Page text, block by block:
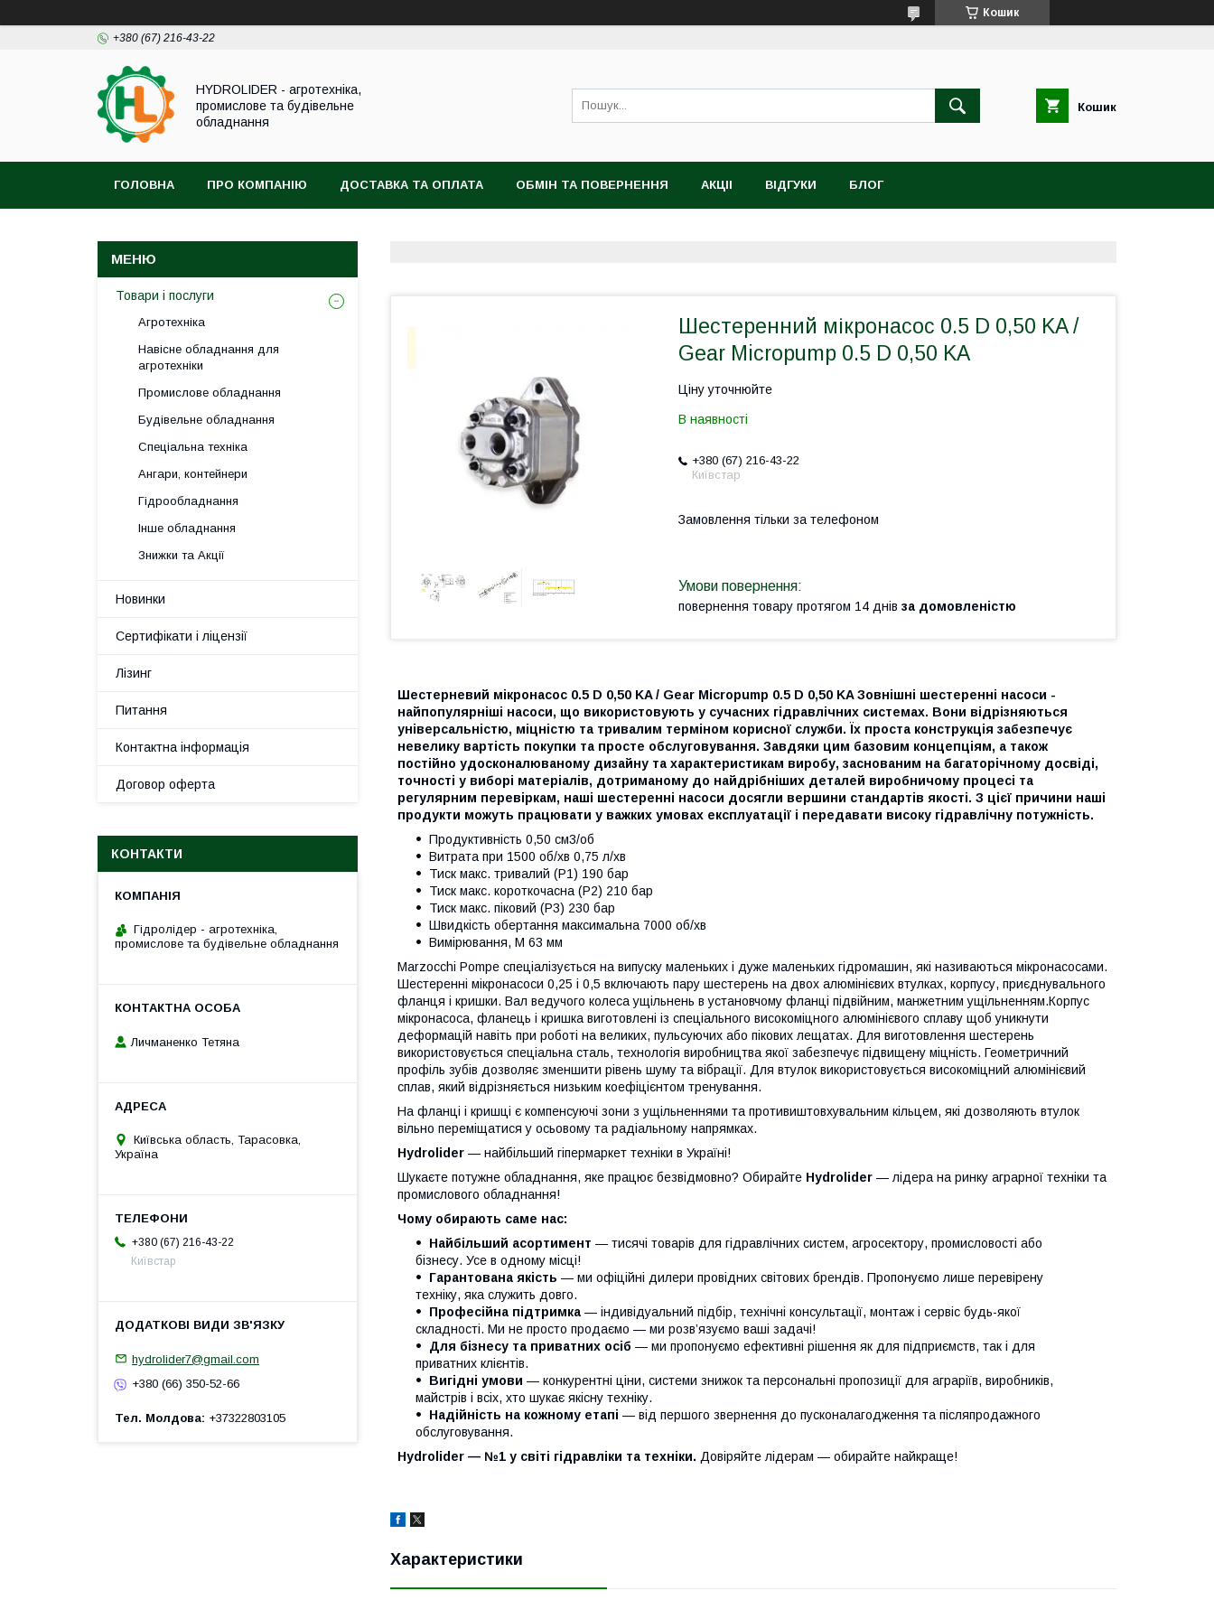
Кошик
+380 (67) 216-43-22
HYDROLIDER - агротехніка,
промислове та будівельне
обладнання
Кошик
ГОЛОВНА ПРО КОМПАНІЮ ДОСТАВКА ТА ОПЛАТА ОБМІН ТА ПОВЕРНЕННЯ АКЦІІ ВІДГУКИ БЛОГ
Шестеренний мікронасос 0.5 D 0,50 KA /
Gear Micropump 0.5 D 0,50 KA
Ціну уточнюйте
В наявності
+380 (67) 216-43-22
Київстар
Замовлення тільки за телефоном
повернення товару протягом 14 днів за домовленістю
Шестерневий мікронасос 0.5 D 0,50 KA / Gear Micropump 0.5 D 0,50 KA Зовнішні шестеренні насоси -
найпопулярніші насоси, що використовують у сучасних гідравлічних системах. Вони відрізняються
універсальністю, міцністю та тривалим терміном корисної служби. Їх проста конструкція забезпечує
невелику вартість покупки та просте обслуговування. Завдяки цим базовим концепціям, а також
постійно удосконалюваному дизайну та характеристикам виробу, заснованим на багаторічному досвіді,
точності у виборі матеріалів, дотриманому до найдрібніших деталей виробничому процесі та
регулярним перевіркам, наші шестеренні насоси досягли вершини стандартів якості. З цієї причини наші
продукти можуть працювати у важких умовах експлуатації і передавати високу гідравлічну потужність.
Продуктивність 0,50 см3/об
Витрата при 1500 об/хв 0,75 л/хв
Тиск макс. тривалий (Р1) 190 бар
Тиск макс. короткочасна (Р2) 210 бар
Тиск макс. піковий (Р3) 230 бар
Швидкість обертання максимальна 7000 об/хв
Вимірювання, M 63 мм
Marzocchi Pompe спеціалізується на випуску маленьких і дуже маленьких гідромашин, які називаються мікронасосами.
Шестеренні мікронасоси 0,25 і 0,5 включають пару шестерень на двох алюмінієвих втулках, корпусу, приєднувального
фланця і кришки. Вал ведучого колеса ущільнень в установчому фланці підвійним, манжетним ущільненням.Корпус
мікронасоса, фланець і кришка виготовлені із спеціального високоміцного алюмінієвого сплаву щоб уникнути
деформацій навіть при роботі на великих, пульсуючих або пікових лещатах. Для виготовлення шестерень
використовується спеціальна сталь, технологія виробництва якої забезпечує підвищену міцність. Геометричний
профіль зубів дозволяє зменшити рівень шуму та вібрації. Для втулок використовується високоміцний алюмінієвий
сплав, який відрізняється низьким коефіцієнтом тренування.
На фланці і кришці є компенсуючі зони з ущільненнями та противиштовхувальним кільцем, які дозволяють втулок
вільно переміщатися у осьовому та радіальному напрямках.
Hydrolider — найбільший гіпермаркет техніки в Україні!
Шукаєте потужне обладнання, яке працює безвідмовно? Обирайте Hydrolider — лідера на ринку аграрної техніки та
промислового обладнання!
Чому обирають саме нас:
Найбільший асортимент — тисячі товарів для гідравлічних систем, агросектору, промисловості або
бізнесу. Усе в одному місці!
Гарантована якість — ми офіційні дилери провідних світових брендів. Пропонуємо лише перевірену
техніку, яка служить довго.
Професійна підтримка — індивідуальний підбір, технічні консультації, монтаж і сервіс будь-якої
складності. Ми не просто продаємо — ми розв’язуємо ваші задачі!
Для бізнесу та приватних осіб — ми пропонуємо ефективні рішення як для підприємств, так і для
приватних клієнтів.
Вигідні умови — конкурентні ціни, системи знижок та персональні пропозиції для аграріїв, виробників,
майстрів і всіх, хто шукає якісну техніку.
Надійність на кожному етапі — від першого звернення до пусконалагодження та післяпродажного
обслуговування.
Hydrolider — №1 у світі гідравліки та техніки. Довіряйте лідерам — обирайте найкраще!
Характеристики
Товари і послуги
Агротехніка
Навісне обладнання для
агротехніки
Промислове обладнання
Будівельне обладнання
Спеціальна техніка
Ангари, контейнери
Гідрообладнання
Інше обладнання
Знижки та Акції
Новинки
Сертифікати і ліцензії
Лізинг
Питання
Контактна інформація
Договор оферта
КОНТАКТИ
Гідролідер - агротехніка,
промислове та будівельне обладнання
Личманенко Тетяна
Київська область, Тарасовка,
Україна
+380 (67) 216-43-22
Київстар
hydrolider7@gmail.com
+380 (66) 350-52-66
Тел. Молдова +37322803105